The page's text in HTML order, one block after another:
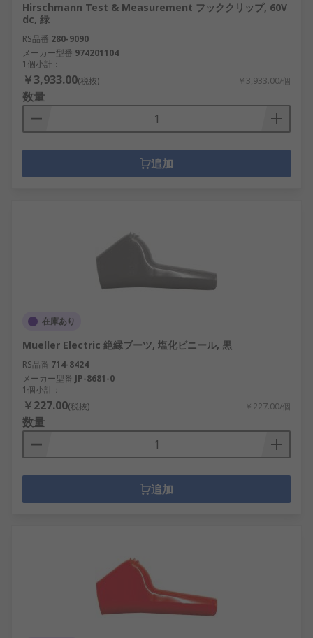
Hirschmann Test & Measurement フッククリップ, 60V
dc, 緑
RS品番 280-9090
メーカー型番 974201104
1個小計：
￥3,933.00(税抜) ￥3,933.00/個
数量
追加
在庫あり
Mueller Electric 絶縁ブーツ, 塩化ビニール, 黒
RS品番 714-8424
メーカー型番 JP-8681-0
1個小計：
￥227.00(税抜) ￥227.00/個
数量
追加